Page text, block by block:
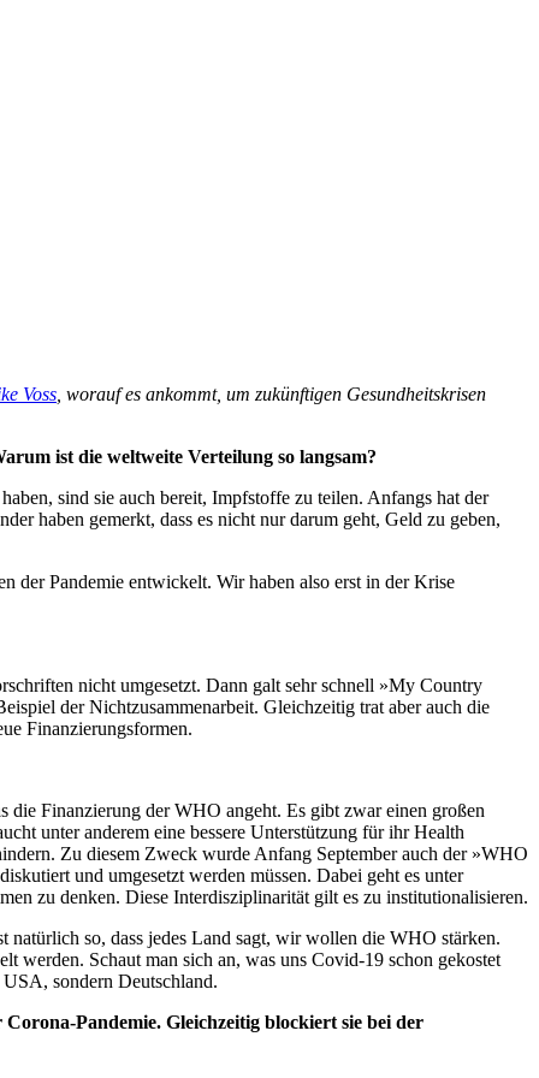
Voss , worauf es ankommt, um zukünftigen Gesundheitskrisen
ist die weltweite Verteilung so langsam?
sind sie auch bereit, Impfstoffe zu teilen. Anfangs hat der
haben gemerkt, dass es nicht nur darum geht, Geld zu geben,
der Pandemie entwickelt. Wir haben also erst in der Krise
nicht umgesetzt. Dann galt sehr schnell »My Country
der Nichtzusammenarbeit. Gleichzeitig trat aber auch die
Finanzierungsformen.
Finanzierung der WHO angeht. Es gibt zwar einen großen
unter anderem eine bessere Unterstützung für ihr Health
Zu diesem Zweck wurde Anfang September auch der »WHO
und umgesetzt werden müssen. Dabei geht es unter
zu denken. Diese Interdisziplinarität gilt es zu institutionalisieren.
natürlich so, dass jedes Land sagt, wir wollen die WHO stärken.
werden. Schaut man sich an, was uns Covid-19 schon gekostet
sondern Deutschland.
Pandemie. Gleichzeitig blockiert sie bei der